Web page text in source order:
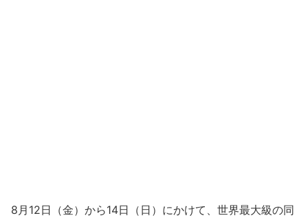
8月12日（金）から14日（日）にかけて、世界最大級の同